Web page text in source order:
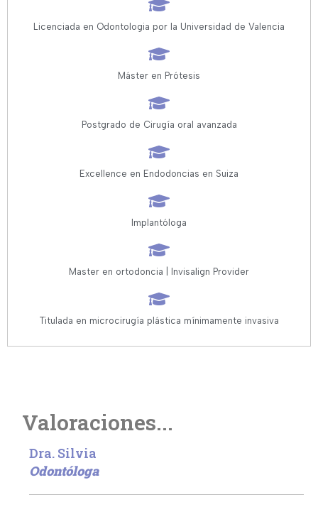
Licenciada en Odontologia por la Universidad de Valencia
Máster en Prótesis
Postgrado de Cirugía oral avanzada
Excellence en Endodoncias en Suiza
Implantóloga
Master en ortodoncia | Invisalign Provider
Titulada en microcirugía plástica mínimamente invasiva
Valoraciones...
Dra. Silvia
Odontóloga